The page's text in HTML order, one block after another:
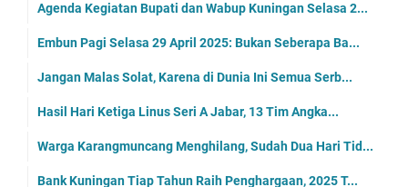
Agenda Kegiatan Bupati dan Wabup Kuningan Selasa 2...
Embun Pagi Selasa 29 April 2025: Bukan Seberapa Ba...
Jangan Malas Solat, Karena di Dunia Ini Semua Serb...
Hasil Hari Ketiga Linus Seri A Jabar, 13 Tim Angka...
Warga Karangmuncang Menghilang, Sudah Dua Hari Tid...
Bank Kuningan Tiap Tahun Raih Penghargaan, 2025 T...